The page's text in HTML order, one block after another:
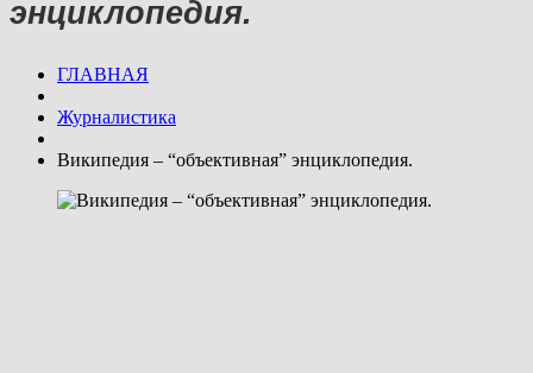
энциклопедия.
ГЛАВНАЯ
Журналистика
Википедия – “объективная” энциклопедия.